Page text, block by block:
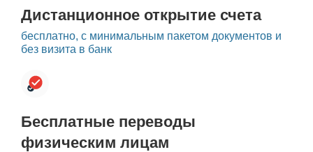
Дистанционное открытие счета
бесплатно, с минимальным пакетом документов и
без визита в банк
Бесплатные переводы
физическим лицам